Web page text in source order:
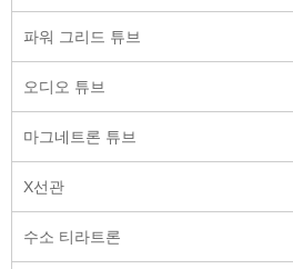
파워 그리드 튜브
오디오 튜브
마그네트론 튜브
X선관
수소 티라트론